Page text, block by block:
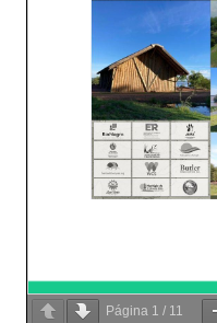
Página 1 / 11